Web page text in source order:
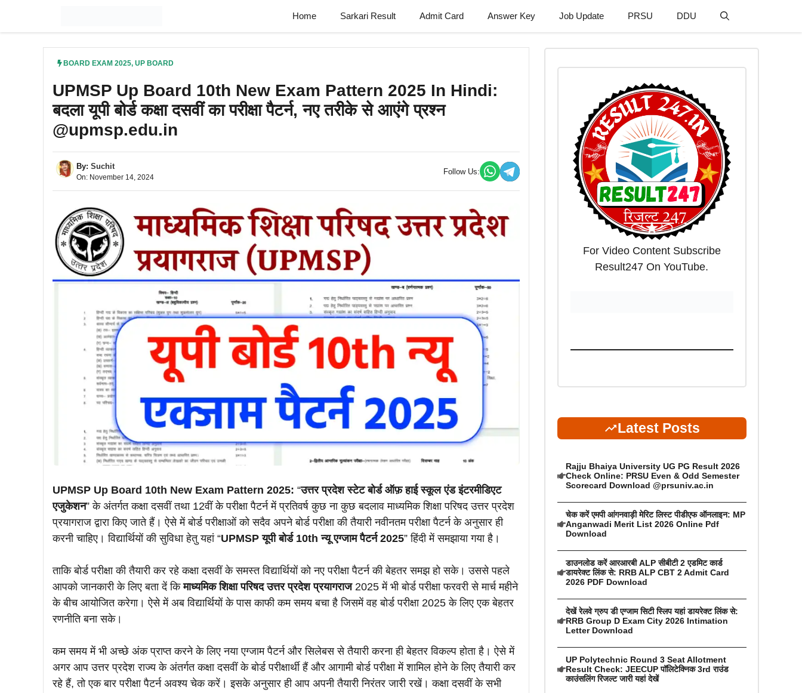
Home Sarkari Result Admit Card Answer Key Job Update PRSU DDU
BOARD EXAM 2025, UP BOARD
UPMSP Up Board 10th New Exam Pattern 2025 In Hindi:
बदला यूपी बोर्ड कक्षा दसवीं का परीक्षा पैटर्न, नए तरीके से आएंगे प्रश्न
@upmsp.edu.in
By: Suchit
On: November 14, 2024
Follow Us:
UPMSP Up Board 10th New Exam Pattern 2025: “उत्तर प्रदेश स्टेट बोर्ड ऑफ़ हाई स्कूल एंड इंटरमीडिएट
एजुकेशन” के अंतर्गत कक्षा दसवीं तथा 12वीं के परीक्षा पैटर्न में प्रतिवर्ष कुछ ना कुछ बदलाव माध्यमिक शिक्षा परिषद उत्तर प्रदेश
प्रयागराज द्वारा किए जाते हैं। ऐसे में बोर्ड परीक्षाओं को सदैव अपने बोर्ड परीक्षा की तैयारी नवीनतम परीक्षा पैटर्न के अनुसार ही
करनी चाहिए। विद्यार्थियों की सुविधा हेतु यहां “UPMSP यूपी बोर्ड 10th न्यू एग्जाम पैटर्न 2025” हिंदी में समझाया गया है।
ताकि बोर्ड परीक्षा की तैयारी कर रहे कक्षा दसवीं के समस्त विद्यार्थियों को नए परीक्षा पैटर्न की बेहतर समझ हो सके। उससे पहले
आपको जानकारी के लिए बता दें किमाध्यमिक शिक्षा परिषद उत्तर प्रदेश प्रयागराज 2025 में भी बोर्ड परीक्षा फरवरी से मार्च महीने
के बीच आयोजित करेगा। ऐसे में अब विद्यार्थियों के पास काफी कम समय बचा है जिसमें वह बोर्ड परीक्षा 2025 के लिए एक बेहतर
रणनीति बना सके।
कम समय में भी अच्छे अंक प्राप्त करने के लिए नया एग्जाम पैटर्न और सिलेबस से तैयारी करना ही बेहतर विकल्प होता है। ऐसे में
अगर आप उत्तर प्रदेश राज्य के अंतर्गत कक्षा दसवीं के बोर्ड परीक्षार्थी हैं और आगामी बोर्ड परीक्षा में शामिल होने के लिए तैयारी कर
रहे हैं, तो एक बार परीक्षा पैटर्न अवश्य चेक करें। इसके अनुसार ही आप अपनी तैयारी निरंतर जारी रखें। कक्षा दसवीं के सभी
For Video Content Subscribe
Result247 On YouTube.
Latest Posts
Rajju Bhaiya University UG PG Result 2026
Check Online: PRSU Even & Odd Semester
Scorecard Download @prsuniv.ac.in
चेक करें एमपी आंगनवाड़ी मेरिट लिस्ट पीडीएफ ऑनलाइन: MP
Anganwadi Merit List 2026 Online Pdf
Download
डाउनलोड करें आरआरबी ALP सीबीटी 2 एडमिट कार्ड
डायरेक्ट लिंक से: RRB ALP CBT 2 Admit Card
2026 PDF Download
देखें रेलवे ग्रुप डी एग्जाम सिटी स्लिप यहां डायरेक्ट लिंक से:
RRB Group D Exam City 2026 Intimation
Letter Download
UP Polytechnic Round 3 Seat Allotment
Result Check: JEECUP पॉलिटेक्निक 3rd राउंड
काउंसलिंग रिजल्ट जारी यहां देखें